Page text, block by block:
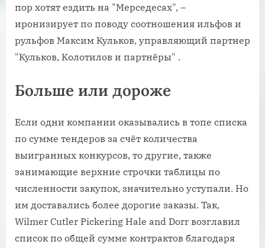
пор хотят ездить на "Мерседесах", –
иронизирует по поводу соотношения ильфов и
рульфов Максим Кульков, управляющий партнер
"Кульков, Колотилов и партнёры" .
Больше или дороже
Если одни компании оказывались в топе списка
по сумме тендеров за счёт количества
выигранных конкурсов, то другие, также
занимающие верхние строчки таблицы по
численности закупок, значительно уступали. Но
им доставались более дорогие заказы. Так,
Wilmer Cutler Pickering Hale and Dorr возглавил
список по общей сумме контрактов благодаря